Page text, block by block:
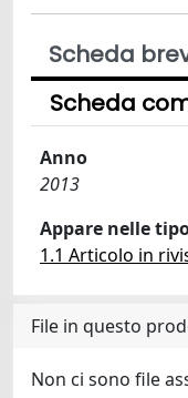
Scheda
Scheda
Anno
2013
Appare nelle
1.1 Articolo in
File in questo
Non ci sono file